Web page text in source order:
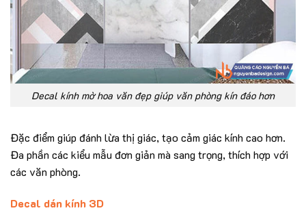
Decal kính mờ hoa văn đẹp giúp văn phòng kín đáo hơn
Đặc điểm giúp đánh lừa thị giác, tạo cảm giác kính cao hơn.
Đa phần các kiểu mẫu đơn giản mà sang trọng, thích hợp với
các văn phòng.
Decal dán kính 3D